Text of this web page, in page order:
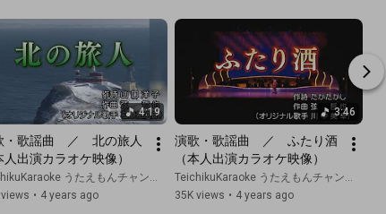
4:19
・歌謡曲　／　北の旅人
人出演カラオケ映像）
うたえもんチャンネル
• 4 years ago
3:46
演歌・歌謡曲　／　ふたり酒
（本人出演カラオケ映像）
TeichikuKaraoke うたえもんチャンネル
35K views • 4 years ago